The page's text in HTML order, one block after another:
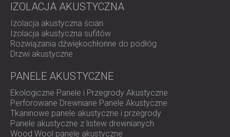
IZOLACJA AKUSTYCZNA
Izolacja akustyczna ścian
Izolacja akustyczna sufitów
Rozwiązania dźwiękochłonne do podłóg
Drzwi akustyczne
PANELE AKUSTYCZNE
Ekologiczne Panele i Przegrody Akustyczne
Perforowane Drewniane Panele Akustyczne
Tkaninowe panele akustyczne i przegrody
Panele akustyczne z listew drewnianych
Wood Wool panele akustyczne